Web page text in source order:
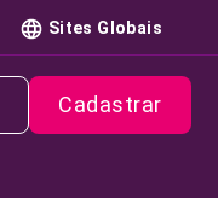
Sites Globais
Cadastrar